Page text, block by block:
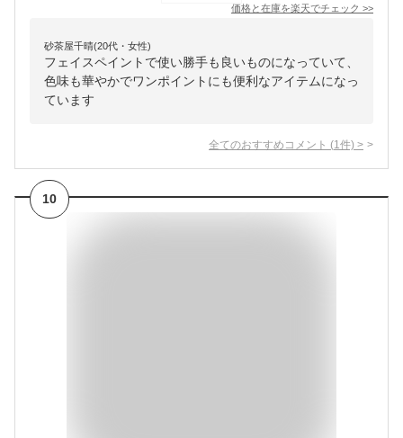
価格と在庫を楽天でチェック >>
砂茶屋千晴(20代・女性)
フェイスペイントで使い勝手も良いものになっていて、
色味も華やかでワンポイントにも便利なアイテムになっ
ています
全てのおすすめコメント (1 件) >
10